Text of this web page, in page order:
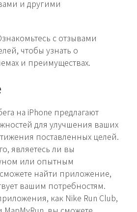
и другими
с отзывами
чтобы узнать о
и преимуществах.
на iPhone предлагают
для улучшения ваших
поставленных целей.
являетесь ли вы
или опытным
найти приложение,
вашим потребностям.
как Nike Run Club,